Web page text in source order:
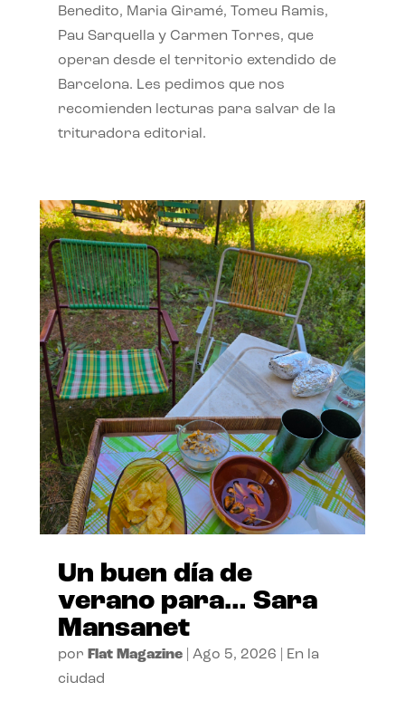
Benedito, Maria Giramé, Tomeu Ramis,
Pau Sarquella y Carmen Torres, que
operan desde el territorio extendido de
Barcelona. Les pedimos que nos
recomienden lecturas para salvar de la
trituradora editorial.
Un buen día de
verano para… Sara
Mansanet
por Flat Magazine| Ago 5, 2026
En la
ciudad